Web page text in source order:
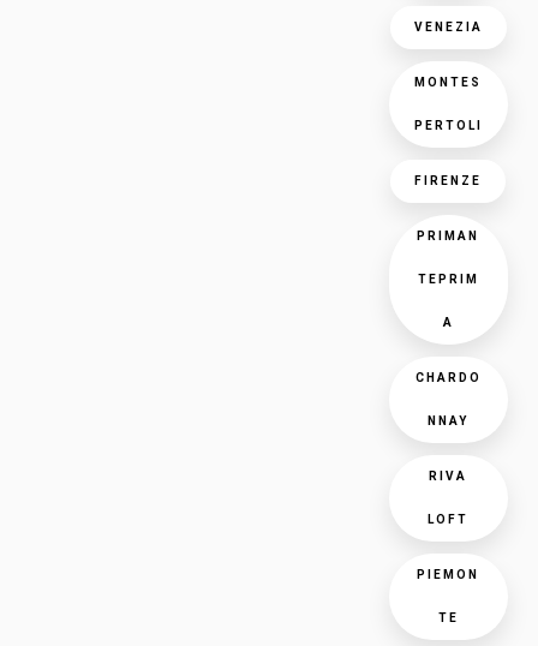
VENEZIA
MONTES
PERTOLI
FIRENZE
PRIMAN
TEPRIM
A
CHARDO
NNAY
RIVA
LOFT
PIEMON
TE